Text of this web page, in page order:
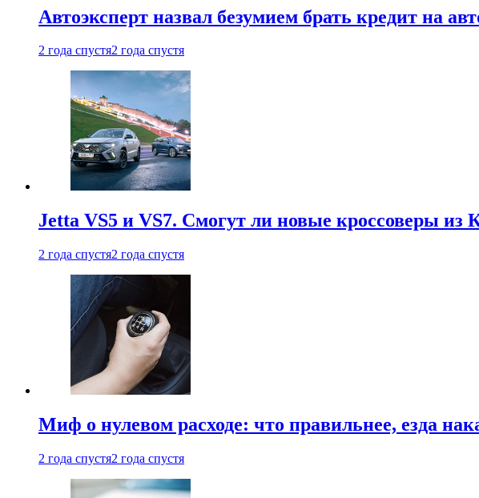
Автоэксперт назвал безумием брать кредит на
2 года спустя2 года спустя
Jetta VS5 и VS7. Смогут ли новые кроссоверы из
2 года спустя2 года спустя
Миф о нулевом расходе: что правильнее, езда
2 года спустя2 года спустя